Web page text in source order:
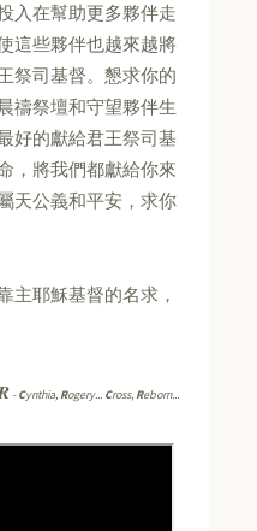
入在幫助更多夥伴走
這些夥伴也越來越將
祭司基督。懇求你的
禱祭壇和守望夥伴生
好的獻給君王祭司基
，將我們都獻給你來
天公義和平安，求你
主耶穌基督的名求，
-Cynthia, Rogery... Cross, Reborn...